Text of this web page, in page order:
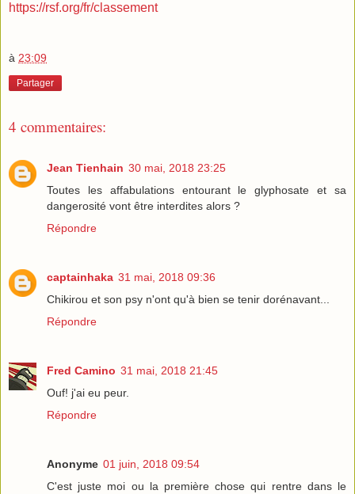
https://rsf.org/fr/classement
à 23:09
Partager
4 commentaires:
Jean Tienhain 30 mai, 2018 23:25
Toutes les affabulations entourant le glyphosate et sa
dangerosité vont être interdites alors ?
Répondre
captainhaka 31 mai, 2018 09:36
Chikirou et son psy n'ont qu'à bien se tenir dorénavant...
Répondre
Fred Camino 31 mai, 2018 21:45
Ouf! j'ai eu peur.
Répondre
Anonyme 01 juin, 2018 09:54
C'est juste moi ou la première chose qui rentre dans le